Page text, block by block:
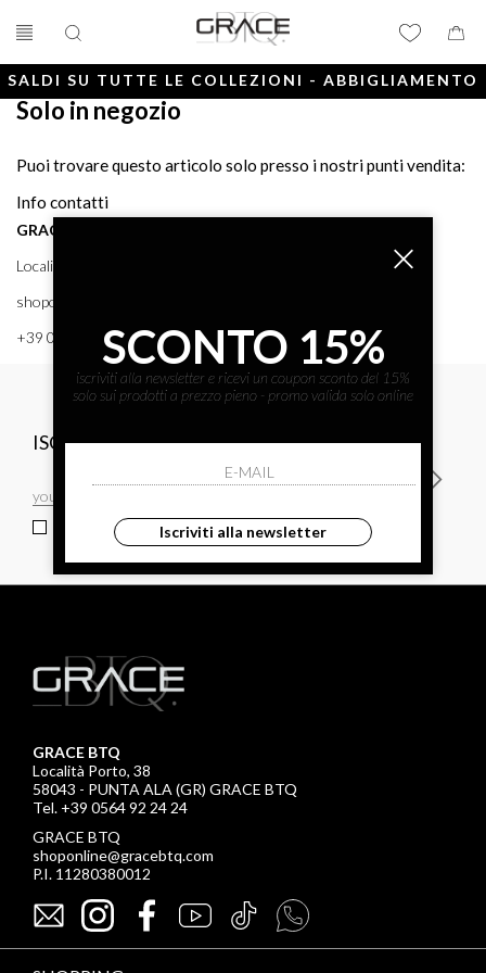
SALDI SU TUTTE LE COLLEZIONI - ABBIGLIAMENTO
Solo in negozio
Puoi trovare questo articolo solo presso i nostri punti vendita:
Info contatti
GRACE BTQ
Località Porto, 38 58043 - PUNTA ALA (GR) GRACE BTQ
shoponline@gracebtq.com
+39 0564 92 24 24
ISCRIVITI ALLA NEWSLETTER
ho letto ed accettato le condizioni sulla privacy.
GRACE BTQ
Località Porto, 38
58043 - PUNTA ALA (GR) GRACE BTQ
Tel. +39 0564 92 24 24
GRACE BTQ
shoponline@gracebtq.com
P.I. 11280380012
SCONTO 15%
iscriviti alla newsletter e ricevi un coupon sconto del 15%
solo sui prodotti a prezzo pieno - promo valida solo online
Iscriviti alla newsletter